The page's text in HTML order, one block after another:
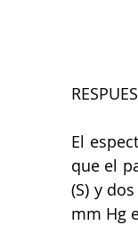
El
que el
(S) y
mm Hg